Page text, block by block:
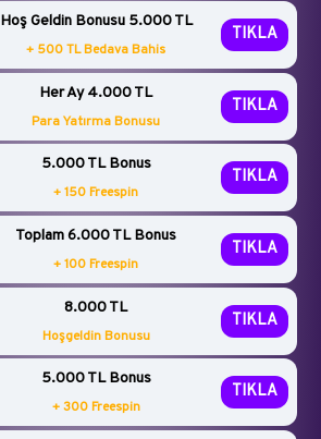
Hoş Geldin Bonusu 5.000 TL
+ 500 TL Bedava Bahis
TIKLA
Her Ay 4.000 TL
Para Yatırma Bonusu
TIKLA
5.000 TL Bonus
+ 150 Freespin
TIKLA
Toplam 6.000 TL Bonus
+ 100 Freespin
TIKLA
8.000 TL
Hoşgeldin Bonusu
TIKLA
5.000 TL Bonus
+ 300 Freespin
TIKLA